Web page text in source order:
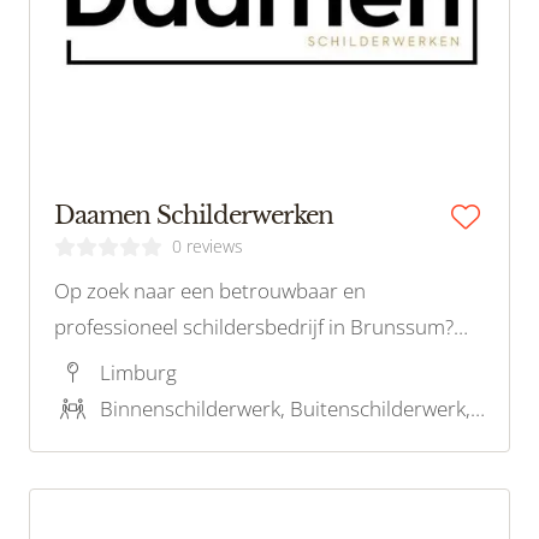
Daamen Schilderwerken
0 reviews
Op zoek naar een betrouwbaar en
professioneel schildersbedrijf in Brunssum?
Daamen Schilderwerken biedt schilderwerk,
kleuradvies, lak spuiten en latex spuiten met
Limburg
Binnenschilderwerk, Buitenschilderwerk, Stucwerk, Latex spuiten, Kleuradvies